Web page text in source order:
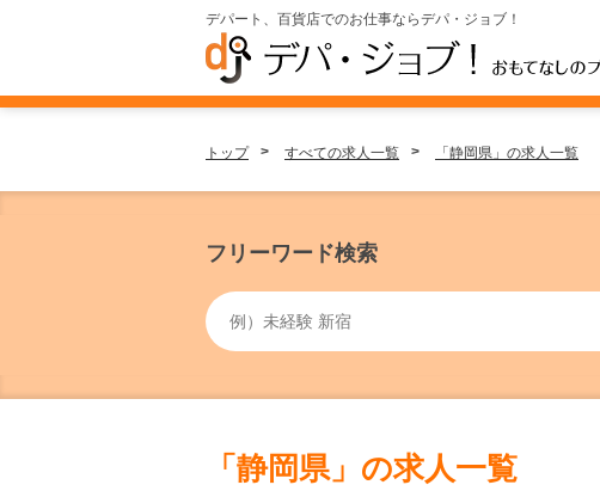
デパート、百貨店でのお仕事ならデパ・ジョブ！
トップ すべての求人一覧 「静岡県」の求人一覧
フリーワード検索
「静岡県」の求人一覧